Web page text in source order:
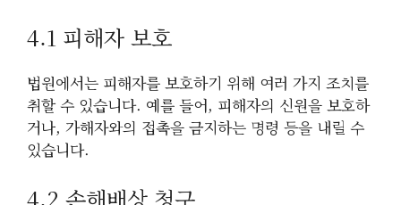
4.1 피해자 보호
법원에서는 피해자를 보호하기 위해 여러 가지 조치를
취할 수 있습니다. 예를 들어, 피해자의 신원을 보호하
거나, 가해자와의 접촉을 금지하는 명령 등을 내릴 수
있습니다.
4.2 손해배상 청구